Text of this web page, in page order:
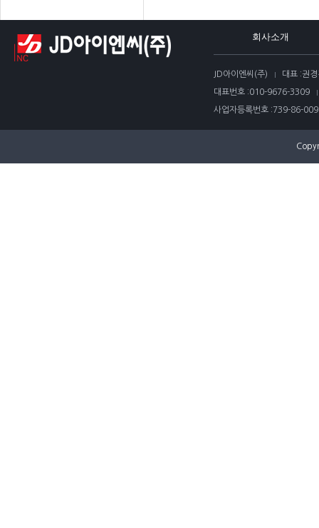
회사소개
JD아이엔씨(주) 대표 :권경
대표번호 :010-9676-3309
사업자등록번호 :739-86-